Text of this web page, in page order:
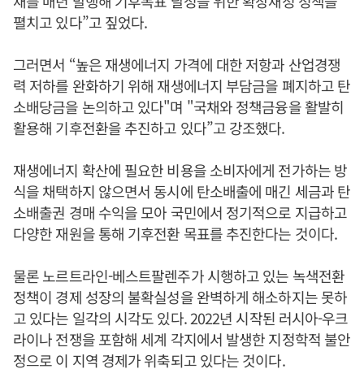
펼치고 있다”고 짚었다.
그러면서 “높은 재생에너지 가격에 대한 저항과 산업경쟁
력 저하를 완화하기 위해 재생에너지 부담금을 폐지하고 탄
소배당금을 논의하고 있다"며 "국채와 정책금융을 활발히
활용해 기후전환을 추진하고 있다”고 강조했다.
재생에너지 확산에 필요한 비용을 소비자에게 전가하는 방
식을 채택하지 않으면서 동시에 탄소배출에 매긴 세금과 탄
소배출권 경매 수익을 모아 국민에서 정기적으로 지급하고
다양한 재원을 통해 기후전환 목표를 추진한다는 것이다.
물론 노르트라인-베스트팔렌주가 시행하고 있는 녹색전환
정책이 경제 성장의 불확실성을 완벽하게 해소하지는 못하
고 있다는 일각의 시각도 있다. 2022년 시작된 러시아-우크
라이나 전쟁을 포함해 세계 각지에서 발생한 지정학적 불안
정으로 이 지역 경제가 위축되고 있다는 것이다.